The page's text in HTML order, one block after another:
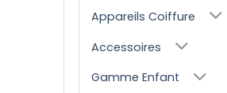
Appareils Coiffure
Accessoires
Gamme Enfant